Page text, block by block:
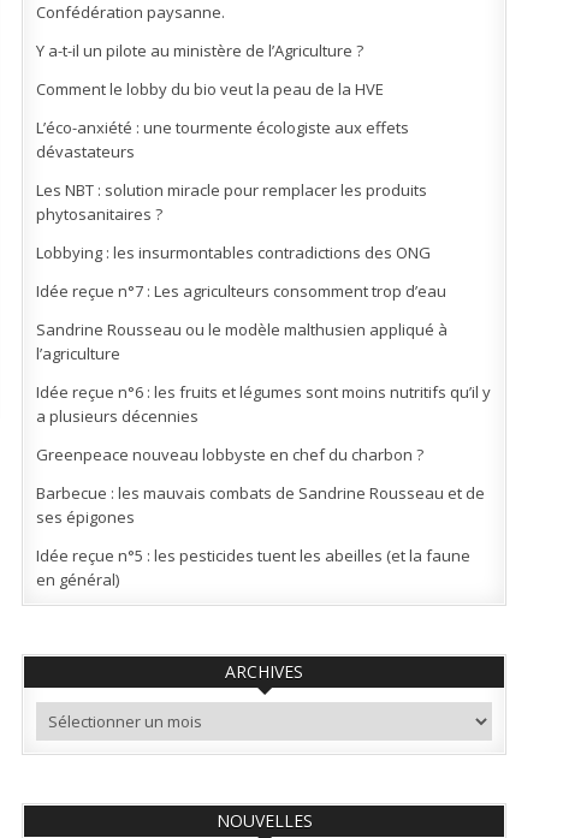
Confédération paysanne.
Y a-t-il un pilote au ministère de l’Agriculture ?
Comment le lobby du bio veut la peau de la HVE
L’éco-anxiété : une tourmente écologiste aux effets
dévastateurs
Les NBT : solution miracle pour remplacer les produits
phytosanitaires ?
Lobbying : les insurmontables contradictions des ONG
Idée reçue n°7 : Les agriculteurs consomment trop d’eau
Sandrine Rousseau ou le modèle malthusien appliqué à
l’agriculture
Idée reçue n°6 : les fruits et légumes sont moins nutritifs qu’il y
a plusieurs décennies
Greenpeace nouveau lobbyste en chef du charbon ?
Barbecue : les mauvais combats de Sandrine Rousseau et de
ses épigones
Idée reçue n°5 : les pesticides tuent les abeilles (et la faune
en général)
ARCHIVES
Archives
NOUVELLES